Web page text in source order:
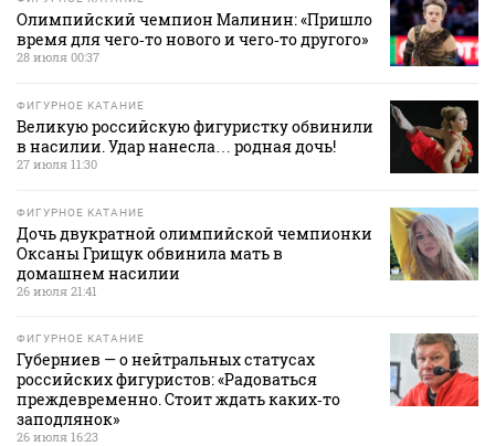
Олимпийский чемпион Малинин: «Пришло
время для чего‑то нового и чего‑то другого»
28 июля 00:37
ФИГУРНОЕ КАТАНИЕ
Великую российскую фигуристку обвинили
в насилии. Удар нанесла… родная дочь!
27 июля 11:30
ФИГУРНОЕ КАТАНИЕ
Дочь двукратной олимпийской чемпионки
Оксаны Грищук обвинила мать в
домашнем насилии
26 июля 21:41
ФИГУРНОЕ КАТАНИЕ
Губерниев — о нейтральных статусах
российских фигуристов: «Радоваться
преждевременно. Стоит ждать каких‑то
заподлянок»
26 июля 16:23